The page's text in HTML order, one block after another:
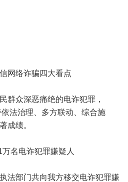
网络诈骗四大看点
群众深恶痛绝的电诈犯罪，
法治理、多方联动、综合施
成绩。
名电诈犯罪嫌疑人
法部门共向我方移交电诈犯罪嫌